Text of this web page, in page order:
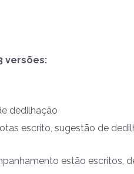
versões:
dedilhação
escrito, sugestão de
estão escritos,